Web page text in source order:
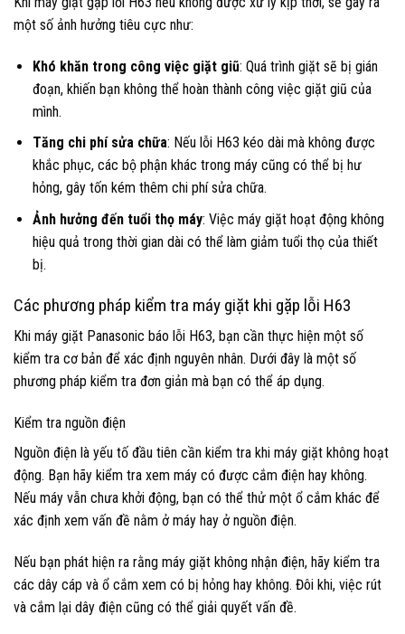
một số ảnh hưởng tiêu cực như:
Khó khăn trong công việc giặt giũ: Quá trình giặt sẽ bị gián
đoạn, khiến bạn không thể hoàn thành công việc giặt giũ của
mình.
Tăng chi phí sửa chữa: Nếu lỗi H63 kéo dài mà không được
khắc phục, các bộ phận khác trong máy cũng có thể bị hư
hỏng, gây tốn kém thêm chi phí sửa chữa.
Ảnh hưởng đến tuổi thọ máy: Việc máy giặt hoạt động không
hiệu quả trong thời gian dài có thể làm giảm tuổi thọ của thiết
bị.
Các phương pháp kiểm tra máy giặt khi gặp lỗi H63
Khi máy giặt Panasonic báo lỗi H63, bạn cần thực hiện một số
kiểm tra cơ bản để xác định nguyên nhân. Dưới đây là một số
phương pháp kiểm tra đơn giản mà bạn có thể áp dụng.
Kiểm tra nguồn điện
Nguồn điện là yếu tố đầu tiên cần kiểm tra khi máy giặt không hoạt
động. Bạn hãy kiểm tra xem máy có được cắm điện hay không.
Nếu máy vẫn chưa khởi động, bạn có thể thử một ổ cắm khác để
xác định xem vấn đề nằm ở máy hay ở nguồn điện.
Nếu bạn phát hiện ra rằng máy giặt không nhận điện, hãy kiểm tra
các dây cáp và ổ cắm xem có bị hỏng hay không. Đôi khi, việc rút
và cắm lại dây điện cũng có thể giải quyết vấn đề.